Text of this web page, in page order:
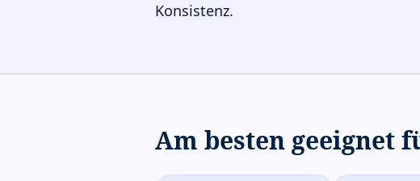
Konsistenz.
Am besten geeignet